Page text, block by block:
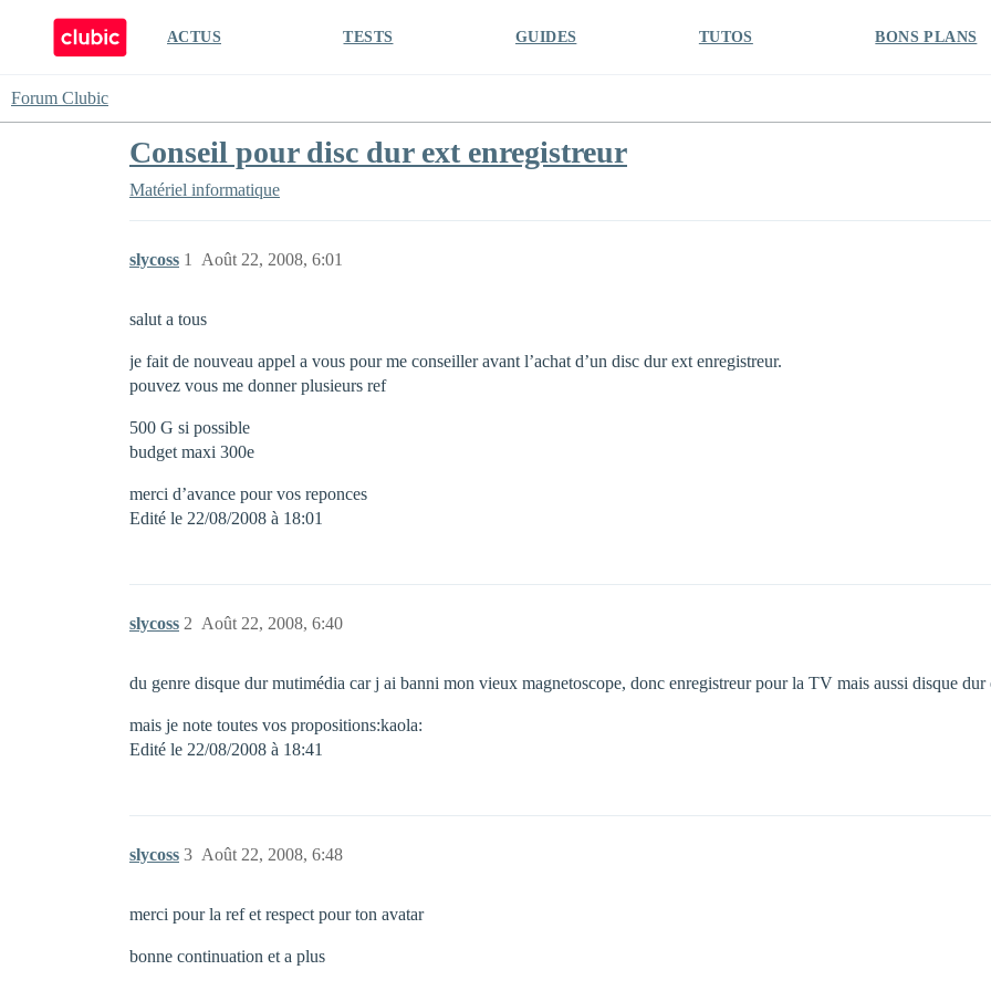
ACTUS TESTS GUIDES TUTOS BONS PLANS
Forum Clubic
Conseil pour disc dur ext enregistreur
Matériel informatique
slycoss Août 22, 2008, 6:01
1
salut a tous
je fait de nouveau appel a vous pour me conseiller avant l’achat d’un disc dur ext enregistreur.
pouvez vous me donner plusieurs ref
500 G si possible
budget maxi 300e
merci d’avance pour vos reponces
Edité le 22/08/2008 à 18:01
slycoss Août 22, 2008, 6:40
2
du genre disque dur mutimédia car j ai banni mon vieux magnetoscope, donc enregistreur pour la TV mais aussi disque
mais je note toutes vos propositions:kaola:
Edité le 22/08/2008 à 18:41
slycoss Août 22, 2008, 6:48
3
merci pour la ref et respect pour ton avatar
bonne continuation et a plus